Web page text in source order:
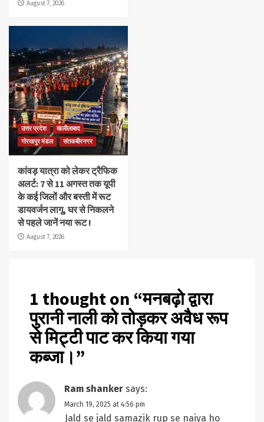
August 7, 2026
उत्तर प्रदेश
खलीलाबाद
गोरखपुर मंडल
संतकबीरनगर
कांवड़ यात्रा को लेकर ट्रैफिक
अलर्ट: 7 से 11 अगस्त तक यूपी
के कई जिलों और बस्ती में रूट
डायवर्जन लागू, घर से निकलने
से पहले जानें नया रूट !
August 7, 2026
1 thought on “मनबढ़ो द्वारा
पुरानी नाली को तोड़कर अवैध रूप
से मिट्टी पाट कर किया गया
कब्जा।”
Ram shanker says:
March 19, 2025 at 4:56 pm
Jald se jald samazik rup se naiya ho